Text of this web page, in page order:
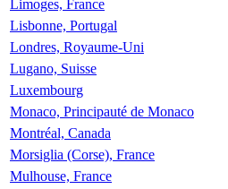
Limoges, France
Lisbonne, Portugal
Londres, Royaume-Uni
Lugano, Suisse
Luxembourg
Monaco, Principauté de Monaco
Montréal, Canada
Morsiglia (Corse), France
Mulhouse, France